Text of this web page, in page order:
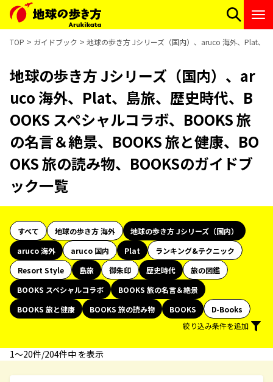
TOP ガイドブック 地球の歩き方 Jシリーズ（国内）、aruco 海外、Plat、
地球の歩き方 Jシリーズ（国内）、ar
uco 海外、Plat、島旅、歴史時代、B
OOKS スペシャルコラボ、BOOKS 旅
の名言＆絶景、BOOKS 旅と健康、BO
OKS 旅の読み物、BOOKSのガイドブ
ック一覧
すべて 地球の歩き方 海外
地球の歩き方 Jシリーズ（国内）
aruco 海外
aruco 国内 Plat
ランキング&テクニック
Resort Style
島旅 御朱印 歴史時代
旅の図鑑
BOOKS スペシャルコラボ
BOOKS 旅の名言＆絶景
BOOKS 旅と健康
BOOKS 旅の読み物 BOOKS
D-Books
絞り込み条件を追加
1〜20件/204件中 を表示